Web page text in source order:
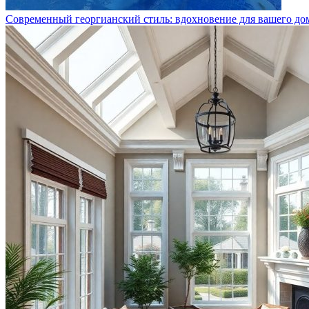
Современный георгианский стиль: вдохновение для вашего